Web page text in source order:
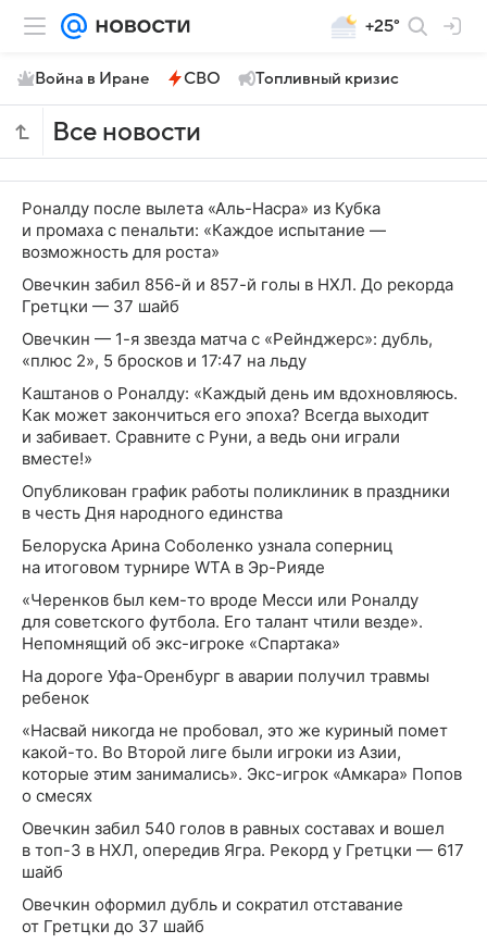
+25°
Война в Иране СВО Топливный кризис
Все новости
Роналду после вылета «Аль-Насра» из Кубка
и промаха с пенальти: «Каждое испытание —
возможность для роста»
Овечкин забил 856-й и 857-й голы в НХЛ. До рекорда
Гретцки — 37 шайб
Овечкин — 1-я звезда матча с «Рейнджерс»: дубль,
«плюс 2», 5 бросков и 17:47 на льду
Каштанов о Роналду: «Каждый день им вдохновляюсь.
Как может закончиться его эпоха? Всегда выходит
и забивает. Сравните с Руни, а ведь они играли
вместе!»
Опубликован график работы поликлиник в праздники
в честь Дня народного единства
Белоруска Арина Соболенко узнала соперниц
на итоговом турнире WTA в Эр-Рияде
«Черенков был кем-то вроде Месси или Роналду
для советского футбола. Его талант чтили везде».
Непомнящий об экс-игроке «Спартака»
На дороге Уфа-Оренбург в аварии получил травмы
ребенок
«Насвай никогда не пробовал, это же куриный помет
какой-то. Во Второй лиге были игроки из Азии,
которые этим занимались». Экс-игрок «Амкара» Попов
о смесях
Овечкин забил 540 голов в равных составах и вошел
в топ-3 в НХЛ, опередив Ягра. Рекорд у Гретцки — 617
шайб
Овечкин оформил дубль и сократил отставание
от Гретцки до 37 шайб